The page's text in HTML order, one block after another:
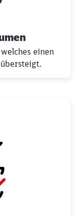
einen
Schließen